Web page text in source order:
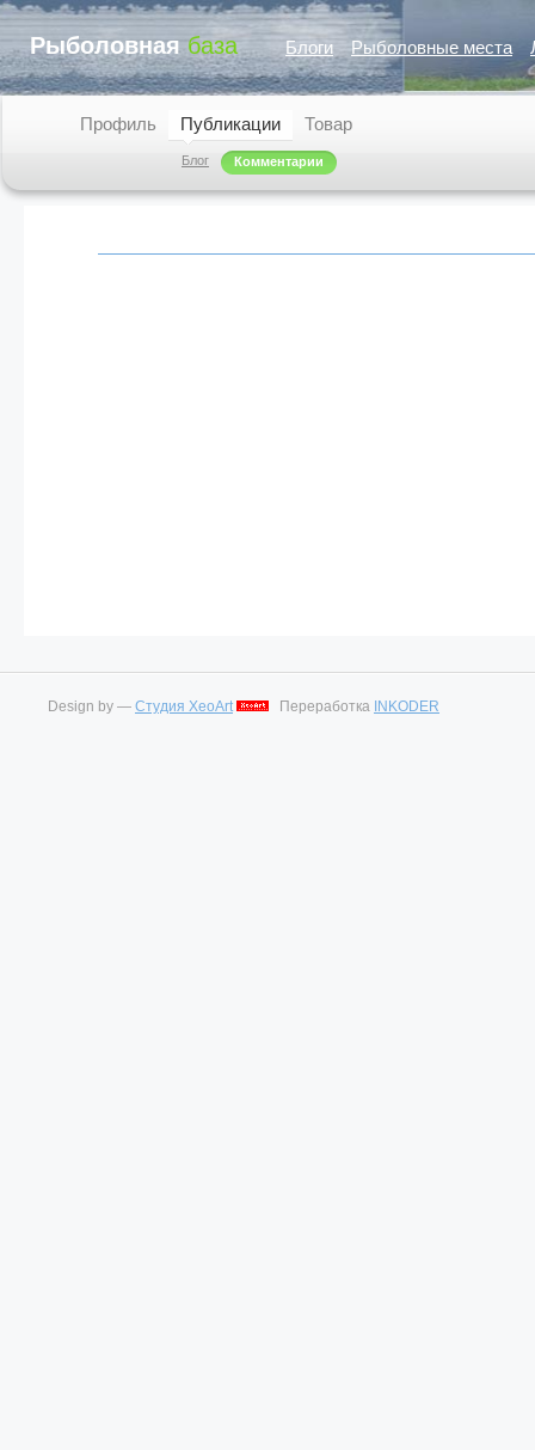
Рыболовная база Блоги Рыболовные места
Профиль Публикации
Блог Комментарии
Товар
Design by — Студия XeoArt Переработка INKODER